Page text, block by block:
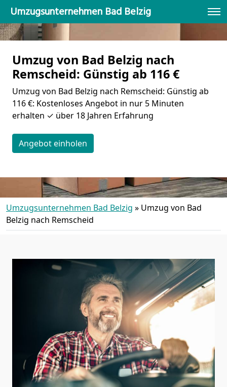
Umzugsunternehmen Bad Belzig
Umzug von Bad Belzig nach
Remscheid: Günstig ab 116 €
Umzug von Bad Belzig nach Remscheid: Günstig ab
116 €: Kostenloses Angebot in nur 5 Minuten
erhalten ✓ über 18 Jahren Erfahrung
Angebot einholen
Umzugsunternehmen Bad Belzig » Umzug von Bad
Belzig nach Remscheid